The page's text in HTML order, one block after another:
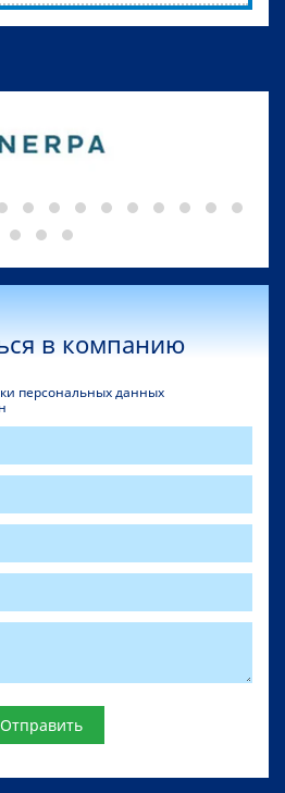
в компанию
персональных данных